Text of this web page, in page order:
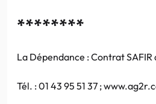
********
La Dépendance : Contrat SAFIR
Tél. : 01 43 95 51 37 ;